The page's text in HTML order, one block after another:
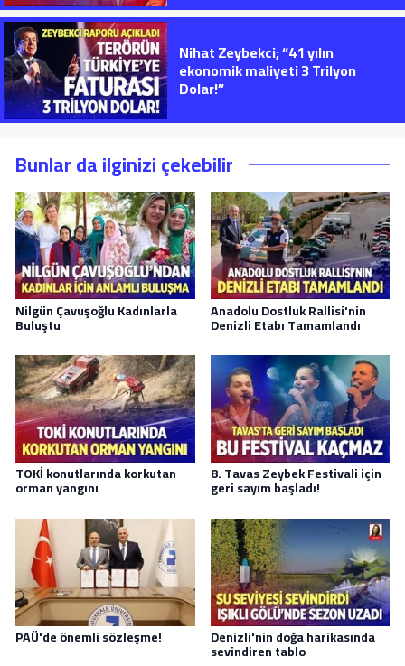
Nihat Zeybekci; “41 yılın
ekonomik maliyeti 3 Trilyon
Dolar!”
Bunlar da ilginizi çekebilir
Nilgün Çavuşoğlu Kadınlarla
Buluştu
Anadolu Dostluk Rallisi'nin
Denizli Etabı Tamamlandı
TOKİ konutlarında korkutan
orman yangını
8. Tavas Zeybek Festivali için
geri sayım başladı!
PAÜ'de önemli sözleşme! Denizli'nin doğa harikasında
sevindiren tablo